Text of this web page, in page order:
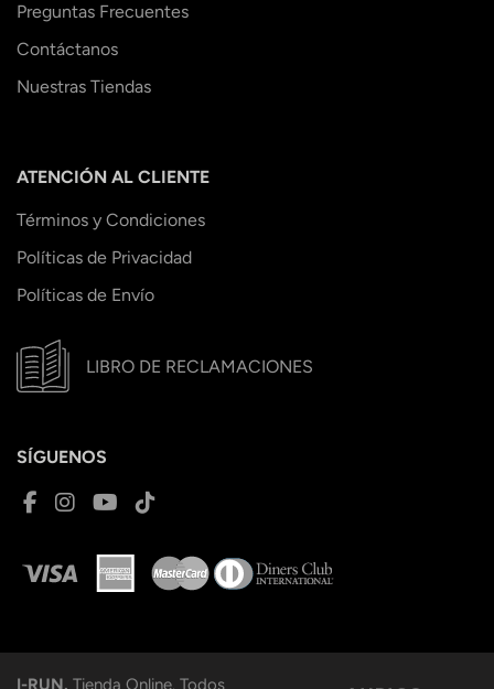
Preguntas Frecuentes
Contáctanos
Nuestras Tiendas
ATENCIÓN AL CLIENTE
Términos y Condiciones
Políticas de Privacidad
Políticas de Envío
LIBRO DE RECLAMACIONES
SÍGUENOS
I-RUN. Tienda Online. Todos